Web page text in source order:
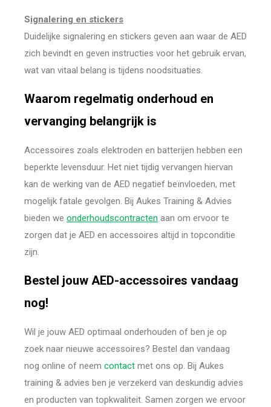
Signalering en stickers
Duidelijke signalering en stickers geven aan waar de AED
zich bevindt en geven instructies voor het gebruik ervan,
wat van vitaal belang is tijdens noodsituaties.
Waarom regelmatig onderhoud en
vervanging belangrijk is
Accessoires zoals elektroden en batterijen hebben een
beperkte levensduur. Het niet tijdig vervangen hiervan
kan de werking van de AED negatief beïnvloeden, met
mogelijk fatale gevolgen. Bij Aukes Training & Advies
bieden we onderhoudscontracten aan om ervoor te
zorgen dat je AED en accessoires altijd in topconditie
zijn.
Bestel jouw AED-accessoires vandaag
nog!
Wil je jouw AED optimaal onderhouden of ben je op
zoek naar nieuwe accessoires? Bestel dan vandaag
nog online of neem contact met ons op. Bij Aukes
training & advies ben je verzekerd van deskundig advies
en producten van topkwaliteit. Samen zorgen we ervoor